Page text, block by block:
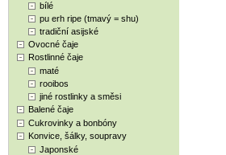
bílé
pu erh ripe (tmavý = shu)
tradiční asijské
Ovocné čaje
Rostlinné čaje
maté
rooibos
jiné rostlinky a směsi
Balené čaje
Cukrovinky a bonbóny
Konvice, šálky, soupravy
Japonské